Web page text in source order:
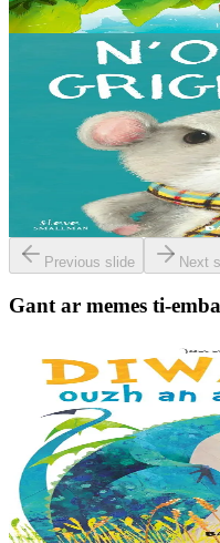
Er stok14,00 €
3 bloaz hag ouzhpenn
Bannoù-heol
N'on ket grignous !
E penn ar c’hoad ez eus ul
Logodennig evit bezañ
deiz en em gav gant ur
Er stok13,00 €
Previous slide Next
Gant ar memes ti-
Bannoù-heol
Diwallit ouzh an
Dreistordinal eo ti nevez
amezeien plijus-tre. Sur eo
al loened all dezhi. Ha...
Er stok13,00 €